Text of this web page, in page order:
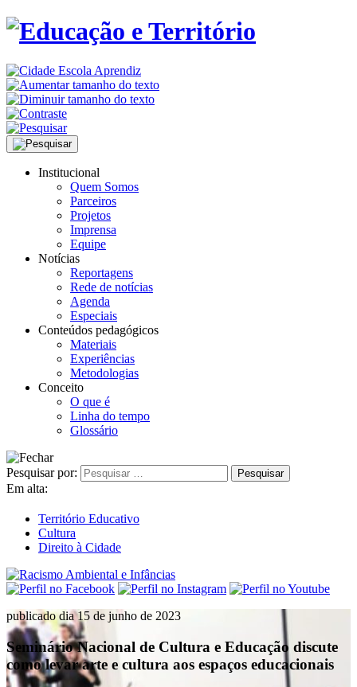
Institucional
Quem Somos
Parceiros
Projetos
Imprensa
Equipe
Notícias
Reportagens
Rede de notícias
Agenda
Especiais
Conteúdos pedagógicos
Materiais
Experiências
Metodologias
Conceito
O que é
Linha do tempo
Glossário
Pesquisar por:
Em alta:
Território Educativo
Cultura
Direito à Cidade
publicado dia 15 de junho de 2023
Seminário Nacional de Cultura e Educação discute
como levar arte e cultura aos espaços educacionais